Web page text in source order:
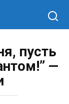
пусть
—